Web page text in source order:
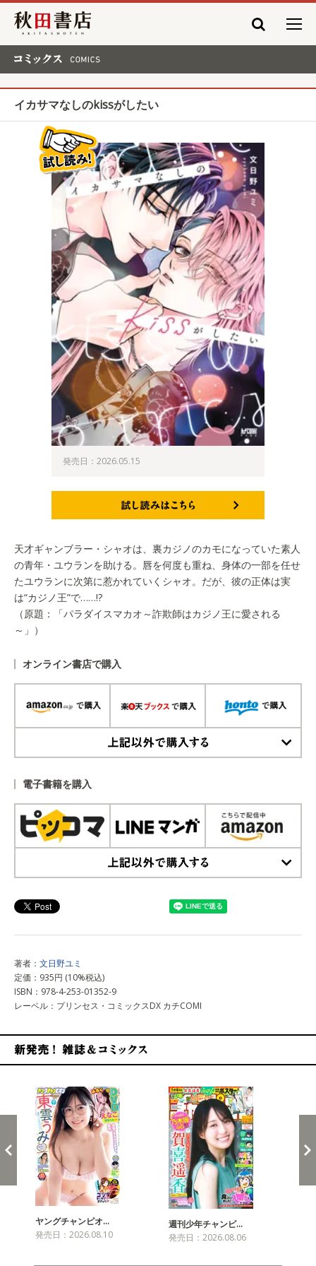
秋田書店
イカサマなしのkissがしたい
発売日：2026.05.15
天才ギャンブラー・シャオは、裏カジノのカモになっていた素人
の青年・ユウランを助ける。唇を何度も重ね、身体の一部を任せ
たユウランに次第に惹かれていくシャオ。だが、彼の正体は実
は“カジノ王”で……!?
（原題：「パラダイスマカオ～詐欺師はカジノ王に愛される
～」）
オンライン書店で購入
電子書籍を購入
著者： 文日野ユミ
定価：935円 (10%税込)
ISBN：978-4-253-01352-9
レーベル：プリンセス・コミックスDX カチCOMI
ヤングチャンピオ…
発売日：2026.08.10
週刊少年チャンピ…
発売日：2026.08.06